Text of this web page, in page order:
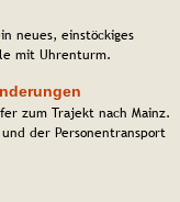
neues, einstöckiges
mit Uhrenturm.
zum Trajekt nach Mainz.
der Personentransport